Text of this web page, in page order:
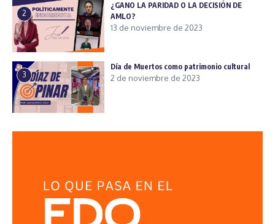
2
¿GANO LA PARIDAD O LA DECISIÓN DE
AMLO?
13 de noviembre de 2023
3
Día de Muertos como patrimonio cultural
2 de noviembre de 2023